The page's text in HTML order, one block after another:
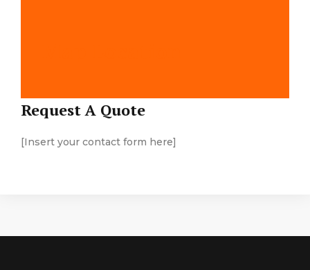
Request A Quote
[Insert your contact form here]